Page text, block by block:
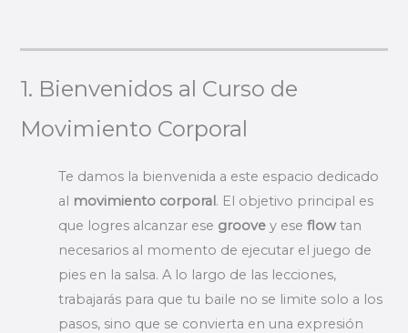
1. Bienvenidos al Curso de
Movimiento Corporal
Te damos la bienvenida a este espacio dedicado
al movimiento corporal. El objetivo principal es
que logres alcanzar ese groove y eseflow tan
necesarios al momento de ejecutar el juego de
pies en la salsa. A lo largo de las lecciones,
trabajarás para que tu baile no se limite solo a los
pasos, sino que se convierta en una expresión